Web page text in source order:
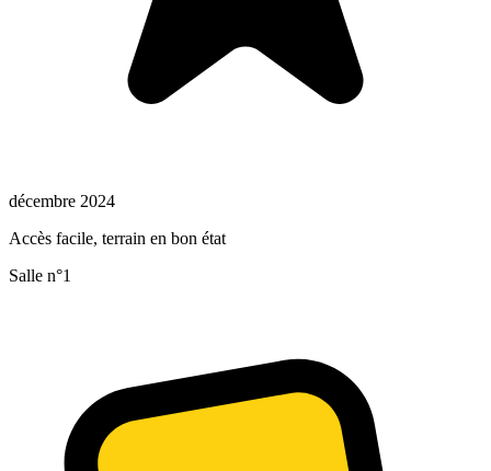
décembre 2024
Accès facile, terrain en bon état
Salle n°1